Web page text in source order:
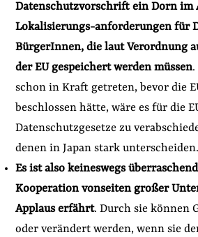
Datenschutzvorschrift ein Dorn im
Lokalisierungs-anforderungen für
BürgerInnen, die laut Verordnung
der EU gespeichert werden müssen.
schon in Kraft getreten, bevor die
beschlossen hätte, wäre es für die
Datenschutzgesetze zu
denen in Japan stark unterscheiden.
Es ist also keineswegs
Kooperation vonseiten großer
Applaus erfährt. Durch sie können
oder verändert werden, wenn sie